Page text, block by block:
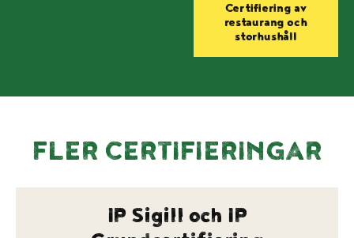
Certifiering av
restaurang och
storhushåll
FLER CERTIFIERINGAR
IP Sigill och IP